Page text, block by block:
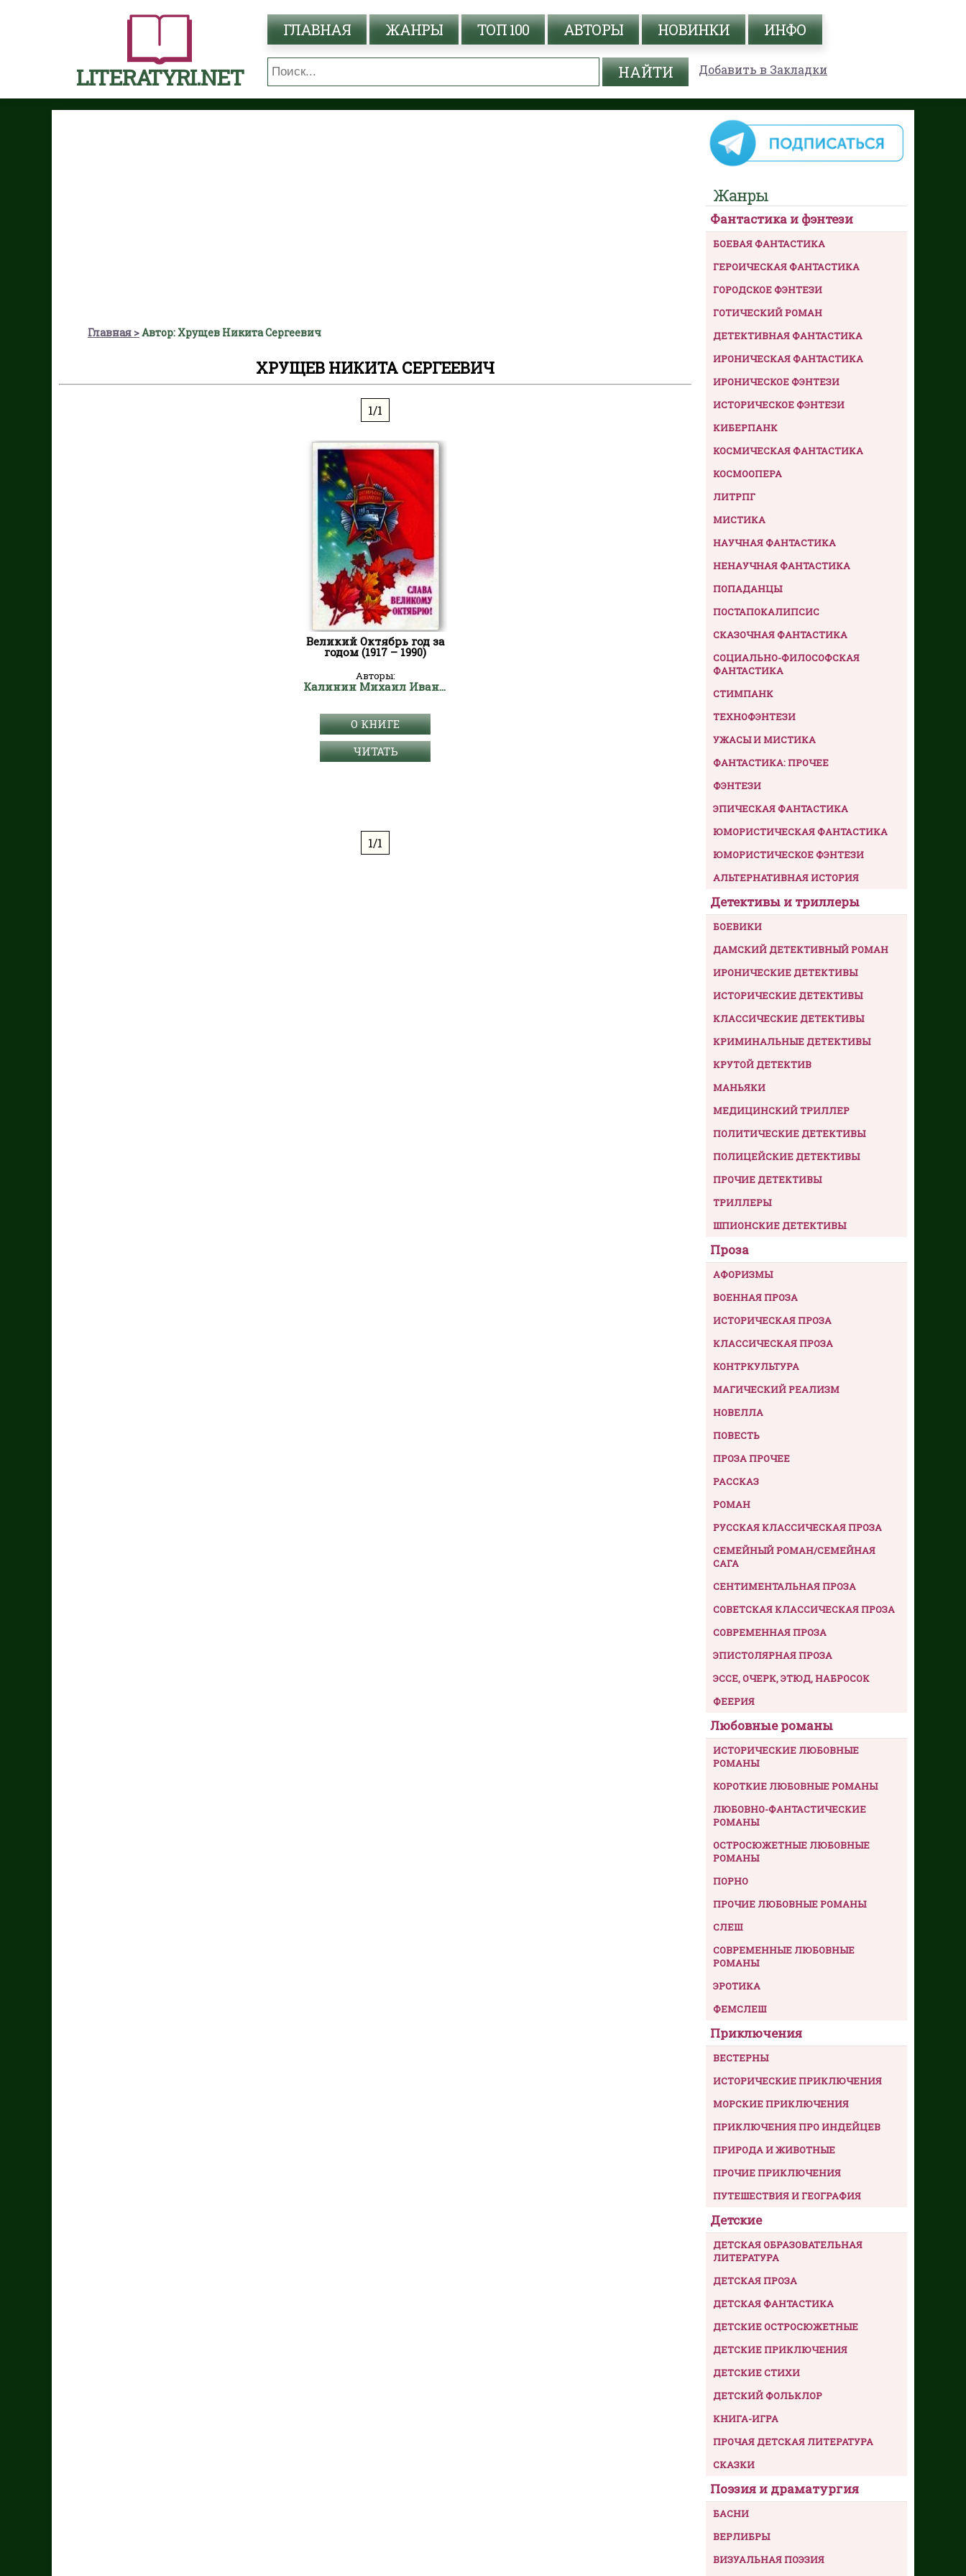
LITERATYRI.NET
ГЛАВНАЯ ЖАНРЫ ТОП 100 АВТОРЫ НОВИНКИ ИНФО
Добавить в Закладки
Главная Автор: Хрущев Никита Сергеевич
ХРУЩЕВ НИКИТА СЕРГЕЕВИЧ
1/1
Великий Октябрь год за
годом (1917 – 1990)
Авторы:
Калинин Михаил Иванович
О КНИГЕ
ЧИТАТЬ
1/1
Жанры
Фантастика и фэнтези
БОЕВАЯ ФАНТАСТИКА
ГЕРОИЧЕСКАЯ ФАНТАСТИКА
ГОРОДСКОЕ ФЭНТЕЗИ
ГОТИЧЕСКИЙ РОМАН
ДЕТЕКТИВНАЯ ФАНТАСТИКА
ИРОНИЧЕСКАЯ ФАНТАСТИКА
ИРОНИЧЕСКОЕ ФЭНТЕЗИ
ИСТОРИЧЕСКОЕ ФЭНТЕЗИ
КИБЕРПАНК
КОСМИЧЕСКАЯ ФАНТАСТИКА
КОСМООПЕРА
ЛИТРПГ
МИСТИКА
НАУЧНАЯ ФАНТАСТИКА
НЕНАУЧНАЯ ФАНТАСТИКА
ПОПАДАНЦЫ
ПОСТАПОКАЛИПСИС
СКАЗОЧНАЯ ФАНТАСТИКА
СОЦИАЛЬНО-ФИЛОСОФСКАЯ
ФАНТАСТИКА
СТИМПАНК
ТЕХНОФЭНТЕЗИ
УЖАСЫ И МИСТИКА
ФАНТАСТИКА: ПРОЧЕЕ
ФЭНТЕЗИ
ЭПИЧЕСКАЯ ФАНТАСТИКА
ЮМОРИСТИЧЕСКАЯ ФАНТАСТИКА
ЮМОРИСТИЧЕСКОЕ ФЭНТЕЗИ
АЛЬТЕРНАТИВНАЯ ИСТОРИЯ
Детективы и триллеры
БОЕВИКИ
ДАМСКИЙ ДЕТЕКТИВНЫЙ РОМАН
ИРОНИЧЕСКИЕ ДЕТЕКТИВЫ
ИСТОРИЧЕСКИЕ ДЕТЕКТИВЫ
КЛАССИЧЕСКИЕ ДЕТЕКТИВЫ
КРИМИНАЛЬНЫЕ ДЕТЕКТИВЫ
КРУТОЙ ДЕТЕКТИВ
МАНЬЯКИ
МЕДИЦИНСКИЙ ТРИЛЛЕР
ПОЛИТИЧЕСКИЕ ДЕТЕКТИВЫ
ПОЛИЦЕЙСКИЕ ДЕТЕКТИВЫ
ПРОЧИЕ ДЕТЕКТИВЫ
ТРИЛЛЕРЫ
ШПИОНСКИЕ ДЕТЕКТИВЫ
Проза
АФОРИЗМЫ
ВОЕННАЯ ПРОЗА
ИСТОРИЧЕСКАЯ ПРОЗА
КЛАССИЧЕСКАЯ ПРОЗА
КОНТРКУЛЬТУРА
МАГИЧЕСКИЙ РЕАЛИЗМ
НОВЕЛЛА
ПОВЕСТЬ
ПРОЗА ПРОЧЕЕ
РАССКАЗ
РОМАН
РУССКАЯ КЛАССИЧЕСКАЯ ПРОЗА
СЕМЕЙНЫЙ РОМАН/СЕМЕЙНАЯ
САГА
СЕНТИМЕНТАЛЬНАЯ ПРОЗА
СОВЕТСКАЯ КЛАССИЧЕСКАЯ ПРОЗА
СОВРЕМЕННАЯ ПРОЗА
ЭПИСТОЛЯРНАЯ ПРОЗА
ЭССЕ, ОЧЕРК, ЭТЮД, НАБРОСОК
ФЕЕРИЯ
Любовные романы
ИСТОРИЧЕСКИЕ ЛЮБОВНЫЕ
РОМАНЫ
КОРОТКИЕ ЛЮБОВНЫЕ РОМАНЫ
ЛЮБОВНО-ФАНТАСТИЧЕСКИЕ
РОМАНЫ
ОСТРОСЮЖЕТНЫЕ ЛЮБОВНЫЕ
РОМАНЫ
ПОРНО
ПРОЧИЕ ЛЮБОВНЫЕ РОМАНЫ
СЛЕШ
СОВРЕМЕННЫЕ ЛЮБОВНЫЕ
РОМАНЫ
ЭРОТИКА
ФЕМСЛЕШ
Приключения
ВЕСТЕРНЫ
ИСТОРИЧЕСКИЕ ПРИКЛЮЧЕНИЯ
МОРСКИЕ ПРИКЛЮЧЕНИЯ
ПРИКЛЮЧЕНИЯ ПРО ИНДЕЙЦЕВ
ПРИРОДА И ЖИВОТНЫЕ
ПРОЧИЕ ПРИКЛЮЧЕНИЯ
ПУТЕШЕСТВИЯ И ГЕОГРАФИЯ
Детские
ДЕТСКАЯ ОБРАЗОВАТЕЛЬНАЯ
ЛИТЕРАТУРА
ДЕТСКАЯ ПРОЗА
ДЕТСКАЯ ФАНТАСТИКА
ДЕТСКИЕ ОСТРОСЮЖЕТНЫЕ
ДЕТСКИЕ ПРИКЛЮЧЕНИЯ
ДЕТСКИЕ СТИХИ
ДЕТСКИЙ ФОЛЬКЛОР
КНИГА-ИГРА
ПРОЧАЯ ДЕТСКАЯ ЛИТЕРАТУРА
СКАЗКИ
Поэзия и драматургия
БАСНИ
ВЕРЛИБРЫ
ВИЗУАЛЬНАЯ ПОЭЗИЯ